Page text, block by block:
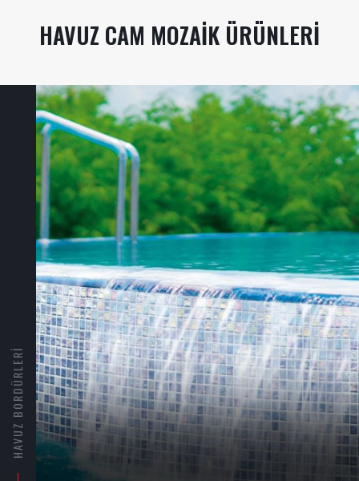
HAVUZ CAM MOZAIK ÜRÜNLERI
HAVUZ BORDÜRLERI